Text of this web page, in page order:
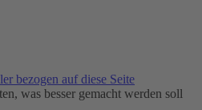
bezogen auf diese Seite
was besser gemacht werden soll